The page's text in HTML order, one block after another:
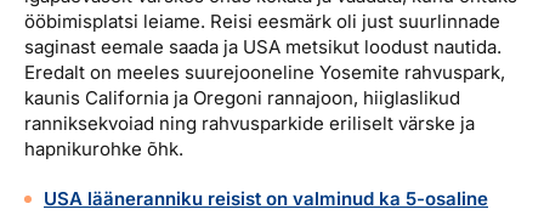
ööbimisplatsi leiame. Reisi eesmärk oli just suurlinnade
saginast eemale saada ja USA metsikut loodust nautida.
Eredalt on meeles suurejooneline Yosemite rahvuspark,
kaunis California ja Oregoni rannajoon, hiiglaslikud
ranniksekvoiad ning rahvusparkide eriliselt värske ja
hapnikurohke õhk.
USA lääneranniku reisist on valminud ka 5-osaline